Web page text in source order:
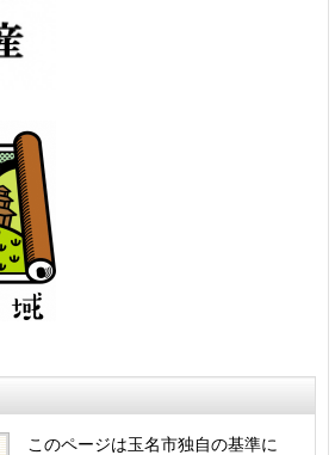
このページは玉名市独自の基準に